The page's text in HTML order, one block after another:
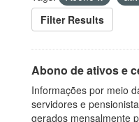
Filter Results
Abono de ativos e
Informações por meio
servidores e
gerados mensalmente